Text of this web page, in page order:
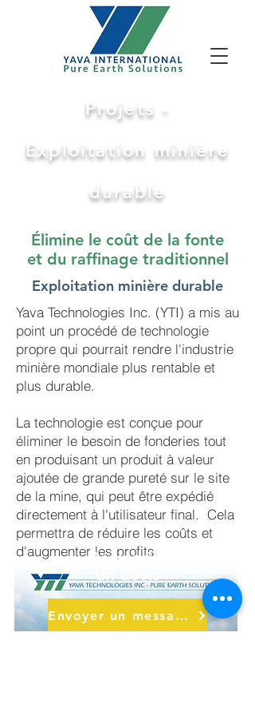
Projets -
Exploitation minière
durable
Élimine le coût de la fonte
et du raffinage traditionnel
Exploitation minière durable
Yava Technologies Inc. (YTI) a mis au
point un procédé de technologie
propre qui pourrait rendre l'industrie
minière mondiale plus rentable et
plus durable.
La technologie est conçue pour
éliminer le besoin de fonderies tout
en produisant un produit à valeur
ajoutée de grande pureté sur le site
de la mine, qui peut être expédié
directement à l'utilisateur final. Cela
permettra de réduire les coûts et
d'augmenter les profits.
Demander
un devis
Envoyer un message